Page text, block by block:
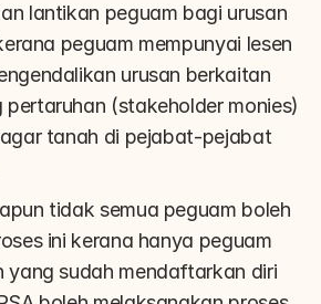
lantikan peguam bagi urusan
peguam mempunyai lesen
urusan berkaitan
(stakeholder monies)
tanah di pejabat-pejabat
tidak semua peguam boleh
ini kerana hanya peguam
yang sudah mendaftarkan diri